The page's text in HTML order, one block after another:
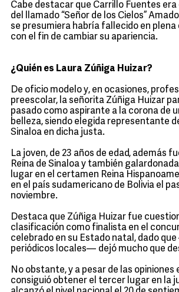
Cabe destacar que Carrillo Fuentes
del llamado “Señor de los Cielos”
se presumiera habría fallecido en
con el fin de cambiar su apariencia.
¿Quién es Laura Zúñiga Huizar?
De oficio modelo y, en ocasiones,
preescolar, la señorita Zúñiga Huizar
pasado como aspirante a la corona de
belleza, siendo elegida representante
Sinaloa en dicha justa.
La joven, de 23 años de edad, además
Reina de Sinaloa y también
lugar en el certamen Reina
en el país sudamericano de Bolivia el
noviembre.
Destaca que Zúñiga Huizar fue
clasificación como finalista en el
celebrado en su Estado natal, dado
periódicos locales— dejó mucho que
No obstante, y a pesar de las opiniones
consiguió obtener el tercer lugar en la